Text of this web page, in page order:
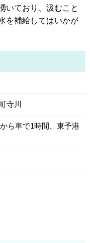
いており、汲むこと
を補給してはいかが
寺川
ら車で1時間、東予港